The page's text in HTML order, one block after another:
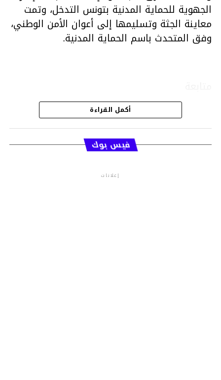
الجهوية للحماية المدنية بتونس التدخل، وتمت
معاينة الجثة وتسليمها إلى أعوان الأمن الوطني،
وفق المتحدث باسم الحماية المدنية.
قسم الاخبار
أكمل القراءة
فيس بوك
إعلانات